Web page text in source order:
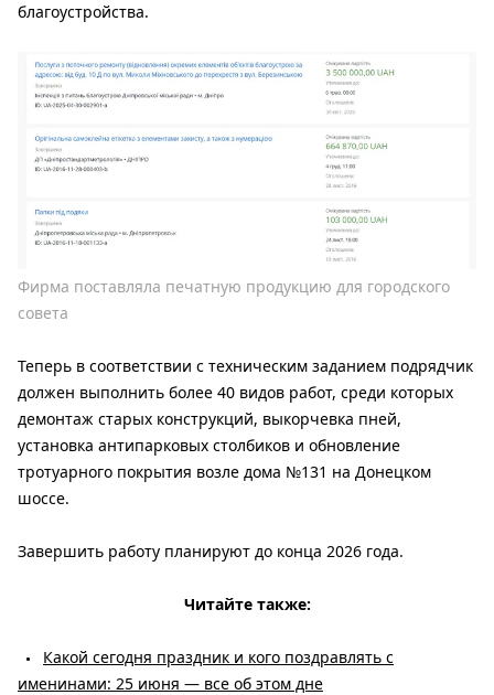
благоустройства.
Фирма поставляла печатную продукцию для городского
совета
Теперь в соответствии с техническим заданием подрядчик
должен выполнить более 40 видов работ, среди которых
демонтаж старых конструкций, выкорчевка пней,
установка антипарковых столбиков и обновление
тротуарного покрытия возле дома №131 на Донецком
шоссе.
Завершить работу планируют до конца 2026 года.
Читайте также:
Какой сегодня праздник и кого поздравлять с
именинами: 25 июня — все об этом дне